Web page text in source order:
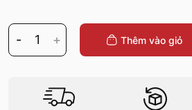
- 1 + Thêm vào giỏ